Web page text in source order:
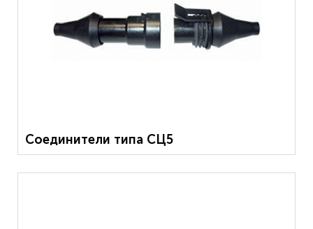
Соединители типа СЦ5